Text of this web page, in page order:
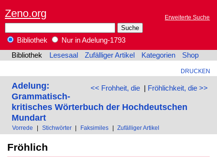
Zeno.org Erweiterte Suche
Bibliothek
Nur in Adelung-1793
Bibliothek
Lesesaal Zufälliger Artikel Kategorien Shop
DRUCKEN
<< Frohheit, die| Fröhlichkeit, die >>
Adelung:
Grammatisch-
kritisches Wörterbuch der Hochdeutschen
Mundart
Vorrede Stichwörter Faksimiles Zufälliger Artikel
Fröhlich